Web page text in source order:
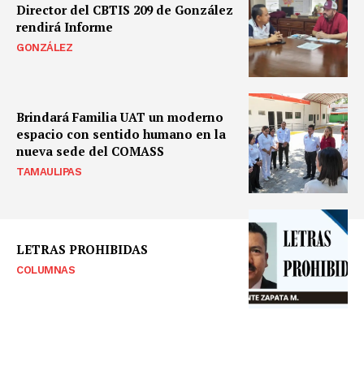
Director del CBTIS 209 de González
rendirá Informe
GONZÁLEZ
Brindará Familia UAT un moderno
espacio con sentido humano en la
nueva sede del COMASS
TAMAULIPAS
LETRAS PROHIBIDAS
COLUMNAS